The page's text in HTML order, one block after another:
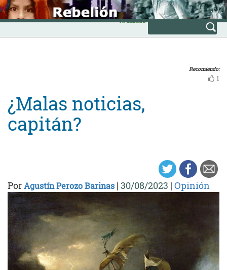
Skip
to
content
INICIO
Avanzada
Recomiendo:
1
¿Malas noticias,
capitán?
PorAgustín Perozo Barinas | 30/08/2023 | Opinión